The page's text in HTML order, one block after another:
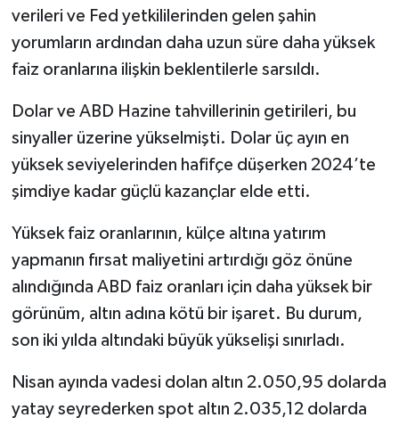
verileri ve Fed yetkililerinden gelen şahin
yorumların ardından daha uzun süre daha yüksek
faiz oranlarına ilişkin beklentilerle sarsıldı.
Dolar ve ABD Hazine tahvillerinin getirileri, bu
sinyaller üzerine yükselmişti. Dolar üç ayın en
yüksek seviyelerinden hafifçe düşerken 2024’te
şimdiye kadar güçlü kazançlar elde etti.
Yüksek faiz oranlarının, külçe altına yatırım
yapmanın fırsat maliyetini artırdığı göz önüne
alındığında ABD faiz oranları için daha yüksek bir
görünüm, altın adına kötü bir işaret. Bu durum,
son iki yılda altındaki büyük yükselişi sınırladı.
Nisan ayında vadesi dolan altın 2.050,95 dolarda
yatay seyrederken spot altın 2.035,12 dolarda